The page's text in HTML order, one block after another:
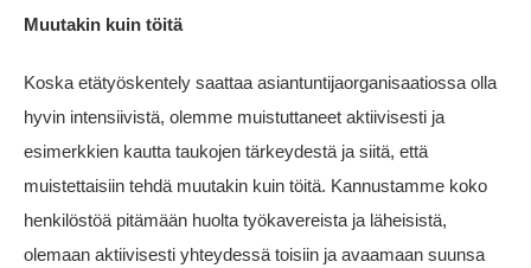
Muutakin kuin töitä
Koska etätyöskentely saattaa asiantuntijaorganisaatiossa olla
hyvin intensiivistä, olemme muistuttaneet aktiivisesti ja
esimerkkien kautta taukojen tärkeydestä ja siitä, että
muistettaisiin tehdä muutakin kuin töitä. Kannustamme koko
henkilöstöä pitämään huolta työkavereista ja läheisistä,
olemaan aktiivisesti yhteydessä toisiin ja avaamaan suunsa